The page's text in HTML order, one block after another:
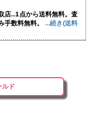
店...1点から送料無料。査
数料無料。
...続き(送料
ド